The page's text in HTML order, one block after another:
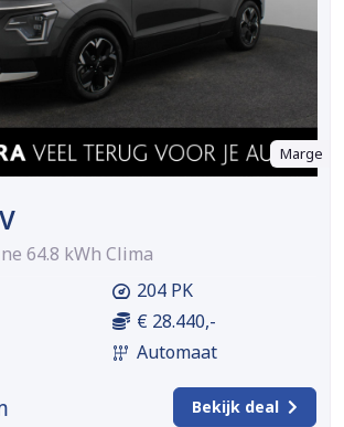
Marge
64.8 kWh Clima
204 PK
€ 28.440,-
Automaat
Bekijk deal